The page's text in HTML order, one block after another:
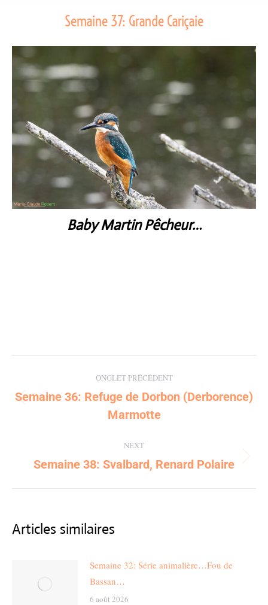
Semaine 37: Grande Cariçaie
Baby Martin Pêcheur…
navigation
ONGLET PRÉCÉDENT
Previous
post:
Semaine 36: Refuge de Dorbon (Derborence)
Marmotte
NEXT
Next
Semaine 38: Svalbard, Renard Polaire
Articles similaires
Semaine 32: Série animalière…Fou de
Bassan…
6 août 2026